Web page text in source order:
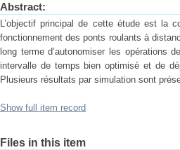
Abstract:
L’objectif principal de cette étude est la
fonctionnement des ponts roulants à
long terme d’autonomiser les opérations
intervalle de temps bien optimisé et de
Plusieurs résultats par simulation sont
Show full item record
Files in this item